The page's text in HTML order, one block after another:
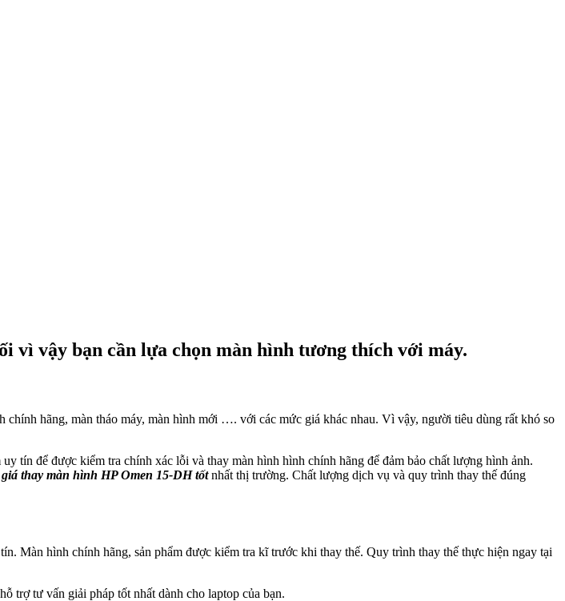
vì vậy bạn cần lựa chọn màn hình tương thích với máy.
hãng, màn tháo máy, màn hình mới …. với các mức giá khác nhau. Vì vậy, người tiêu dùng rất khó so
tín để được kiểm tra chính xác lỗi và thay màn hình hình chính hãng để đảm bảo chất lượng hình ảnh.
giá thay màn hình HP Omen 15-DH tốtnhất thị trường. Chất lượng dịch vụ và quy trình thay thế đúng
Màn hình chính hãng, sản phẩm được kiểm tra kĩ trước khi thay thế. Quy trình thay thế thực hiện ngay tại
trợ tư vấn giải pháp tốt nhất dành cho laptop của bạn.